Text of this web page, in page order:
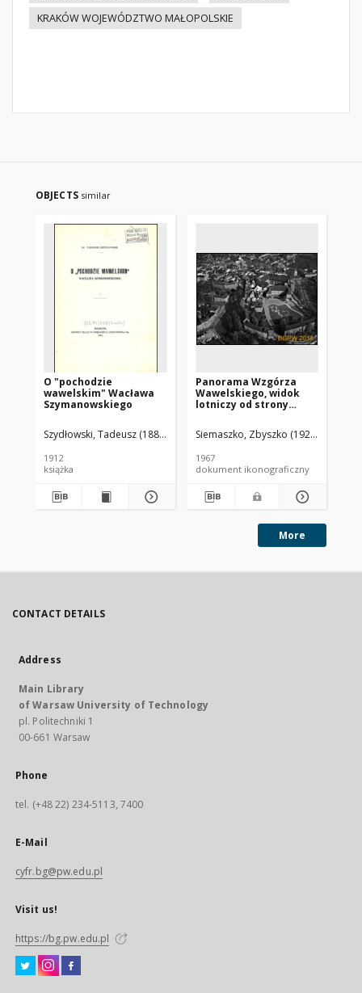
KRAKÓW WOJEWÓDZTWO MAŁOPOLSKIE
OBJECTS similar
O "pochodzie
wawelskim" Wacława
Szymanowskiego
Szydłowski, Tadeusz (1883-1942). Autor
1912
książka
Panorama Wzgórza
Wawelskiego, widok
lotniczy od strony
Siemaszko, Zbyszko (1925-2015).
1967
dokument ikonograficzny
More
CONTACT DETAILS
Address
Main Library
of Warsaw University of Technology
pl. Politechniki 1
00-661 Warsaw
Phone
tel. (+48 22) 234-5113, 7400
E-Mail
cyfr.bg@pw.edu.pl
Visit us!
https://bg.pw.edu.pl